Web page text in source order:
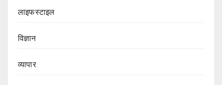
लाइफस्टाइल
विज्ञान
व्यापार